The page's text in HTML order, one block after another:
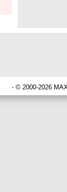
- © 2000-2026